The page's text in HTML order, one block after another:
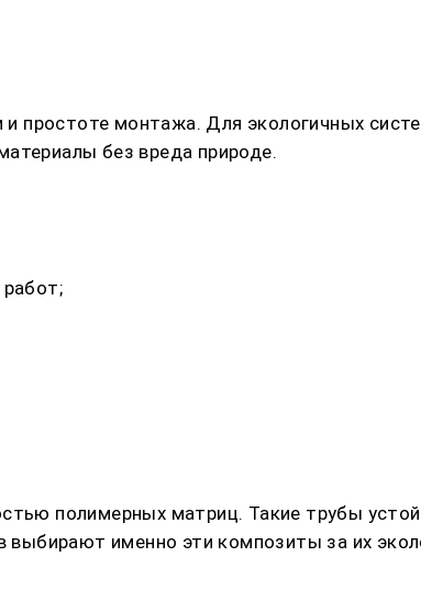
простоте монтажа. Для экологичных
без вреда природе.
полимерных матриц. Такие трубы
именно эти композиты за их